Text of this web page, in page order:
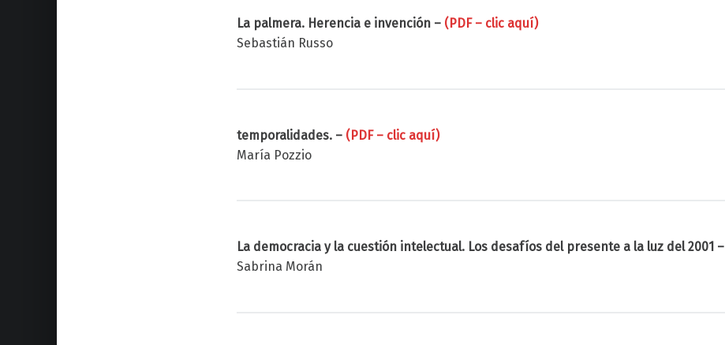
La palmera. Herencia e invención – (PDF – clic aquí)
Sebastián Russo
temporalidades. – (PDF – clic aquí)
María Pozzio
La democracia y la cuestión intelectual. Los desafíos del presente a la luz del 2001 –
Sabrina Morán